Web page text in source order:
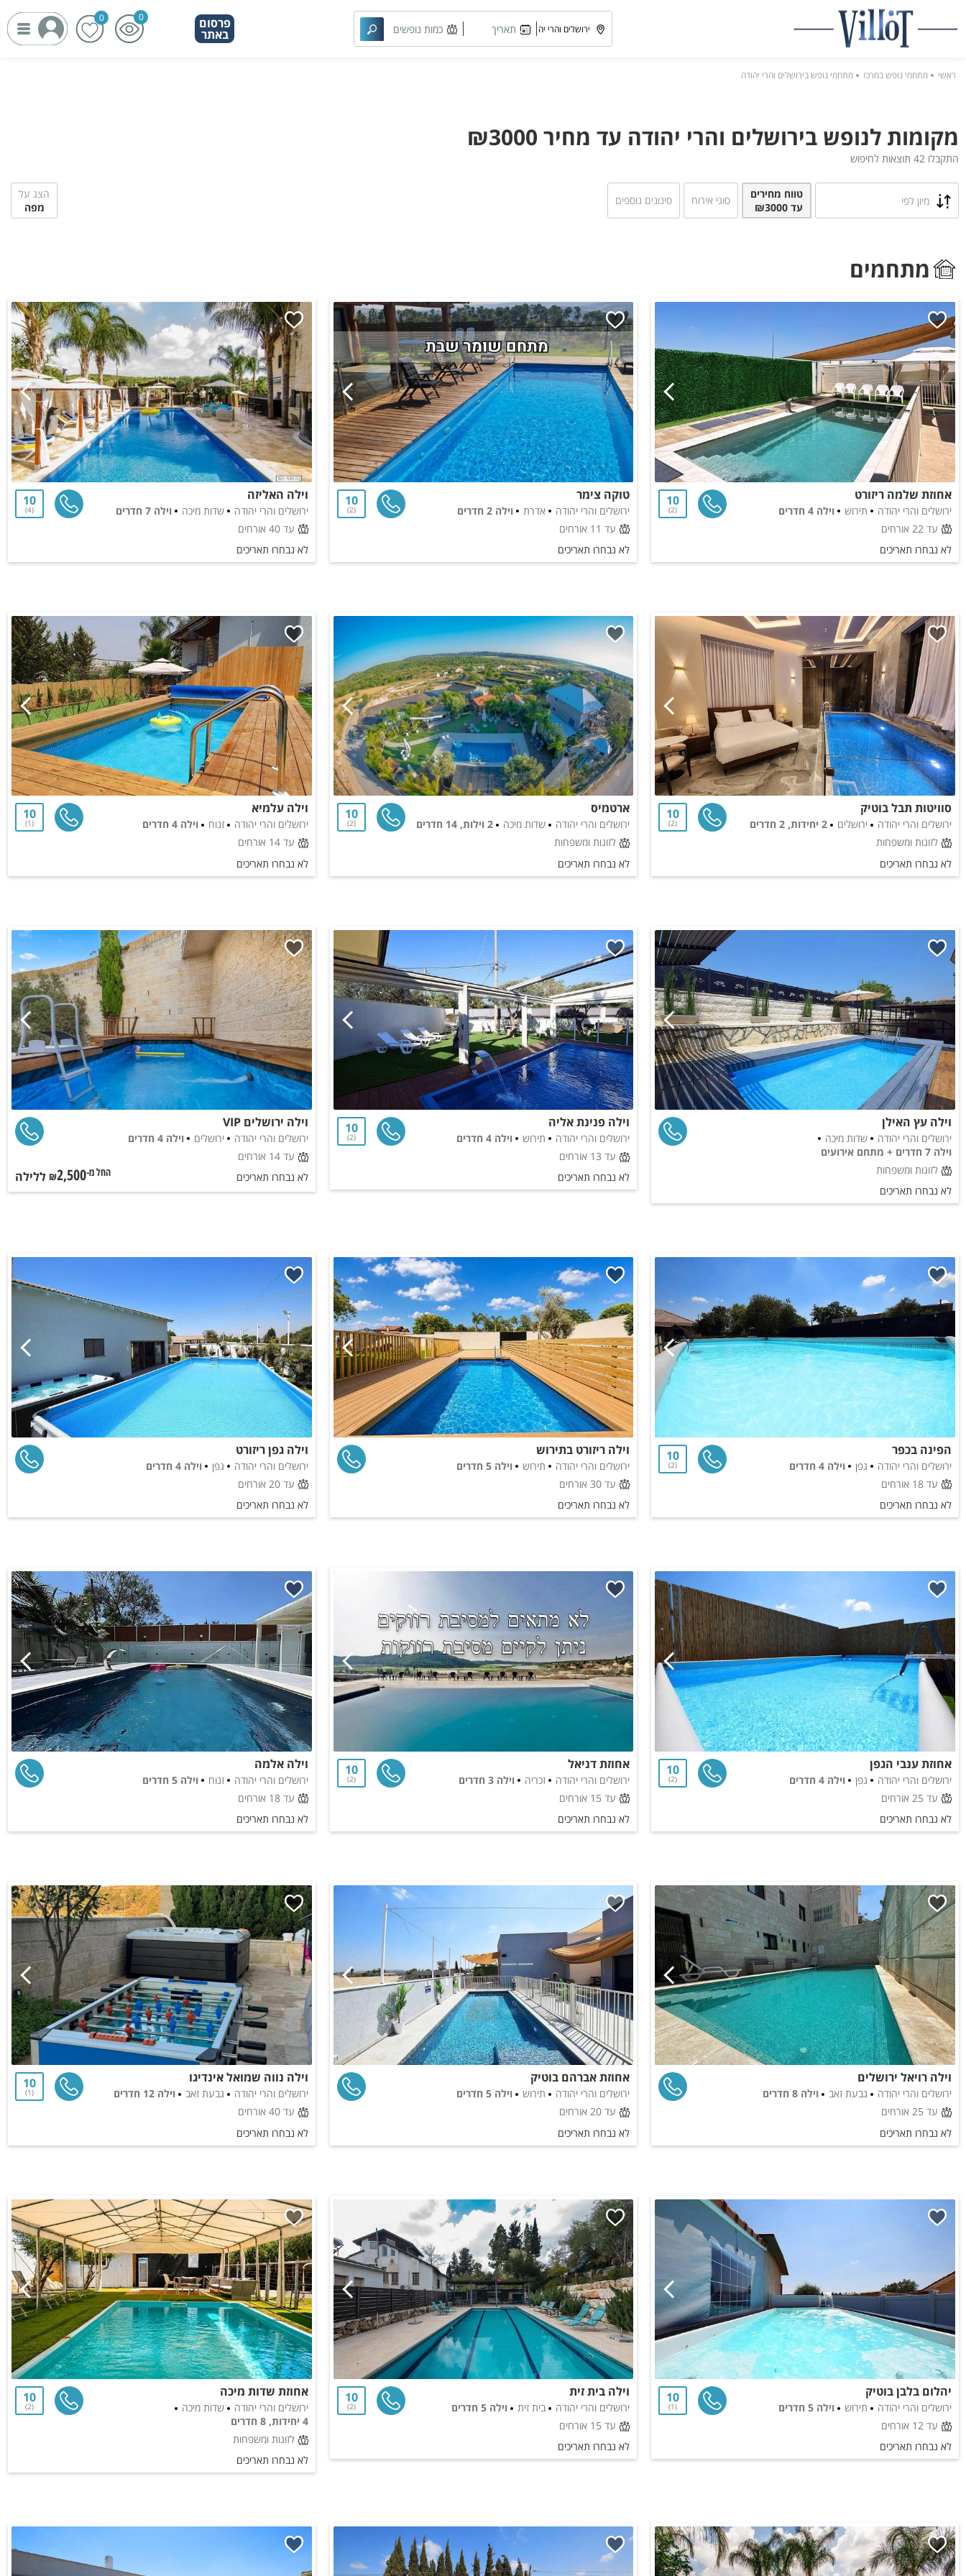
פרסום
באתר
ראשי מתחמי נופש במרכז מתחמי נופש בירושלים והרי יהודה
מקומות לנופש בירושלים והרי יהודה עד מחיר ₪3000
התקבלו 42 תוצאות לחיפוש
תאריך כמות נופשים
מיון לפי
הצג על
מפה
טווח מחירים
עד
סוגי אירוח סינונים נוספים
מתחמים
אחוזת שלמה ריזורט
ירושלים והרי יהודה תירוש
וילה 4 חדרים
עד 22 אורחים
10
2
לא נבחרו תאריכים
טוקה צימר
ירושלים והרי יהודה אדרת
וילה 2 חדרים
עד 11 אורחים
10
2
לא נבחרו תאריכים
וילה האליזה
ירושלים והרי יהודה שדות מיכה
וילה 7 חדרים
עד 40 אורחים
10
4
לא נבחרו תאריכים
סוויטות תבל בוטיק
ירושלים והרי יהודה ירושלים
2 יחידות, 2 חדרים
לזוגות ומשפחות
10
2
לא נבחרו תאריכים
ארטמיס
ירושלים והרי יהודה שדות מיכה
2 וילות, 14 חדרים
לזוגות ומשפחות
10
2
לא נבחרו תאריכים
וילה עלמיא
ירושלים והרי יהודה זנוח
וילה 4 חדרים
עד 14 אורחים
10
1
לא נבחרו תאריכים
וילה עץ האילן
ירושלים והרי יהודה
שדות מיכה
וילה 7 חדרים + מתחם אירועים
לזוגות ומשפחות
לא נבחרו תאריכים
וילה פנינת אליה
ירושלים והרי יהודה תירוש
וילה 4 חדרים
עד 13 אורחים
10
2
לא נבחרו תאריכים
וילה ירושלים VIP
ירושלים והרי יהודה ירושלים
וילה 4 חדרים
עד 14 אורחים
לא נבחרו תאריכים
החל מ-₪2,500 ללילה
הפינה בכפר
ירושלים והרי יהודה גפן
וילה 4 חדרים
עד 18 אורחים
10
2
לא נבחרו תאריכים
וילה ריזורט בתירוש
ירושלים והרי יהודה תירוש
וילה 5 חדרים
עד 30 אורחים
לא נבחרו תאריכים
וילה גפן ריזורט
ירושלים והרי יהודה גפן
וילה 4 חדרים
עד 20 אורחים
לא נבחרו תאריכים
אחוזת ענבי הגפן
ירושלים והרי יהודה גפן
וילה 4 חדרים
עד 25 אורחים
10
2
לא נבחרו תאריכים
אחוזת דניאל
ירושלים והרי יהודה זכריה
וילה 3 חדרים
עד 15 אורחים
10
2
לא נבחרו תאריכים
וילה אלמה
ירושלים והרי יהודה זנוח
וילה 5 חדרים
עד 18 אורחים
לא נבחרו תאריכים
וילה רויאל ירושלים
ירושלים והרי יהודה גבעת זאב
וילה 8 חדרים
עד 25 אורחים
לא נבחרו תאריכים
אחוזת אברהם בוטיק
ירושלים והרי יהודה תירוש
וילה 5 חדרים
עד 20 אורחים
לא נבחרו תאריכים
וילה נווה שמואל אינדיגו
ירושלים והרי יהודה גבעת זאב
וילה 12 חדרים
עד 40 אורחים
10
1
לא נבחרו תאריכים
יהלום בלבן בוטיק
ירושלים והרי יהודה תירוש
וילה 5 חדרים
עד 12 אורחים
10
1
לא נבחרו תאריכים
וילה בית זית
ירושלים והרי יהודה בית זית
וילה 5 חדרים
עד 15 אורחים
10
2
לא נבחרו תאריכים
אחוזת שדות מיכה
ירושלים והרי יהודה
שדות מיכה
4 יחידות, 8 חדרים
לזוגות ומשפחות
10
2
לא נבחרו תאריכים